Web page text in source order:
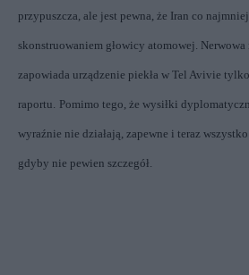
przypuszcza, ale jest pewna, że Iran co
skonstruowaniem głowicy atomowej.
zapowiada urządzenie piekła w Tel Avivie
raportu. Pomimo tego, że wysiłki
wyraźnie nie działają, zapewne i teraz
gdyby nie pewien szczegół.